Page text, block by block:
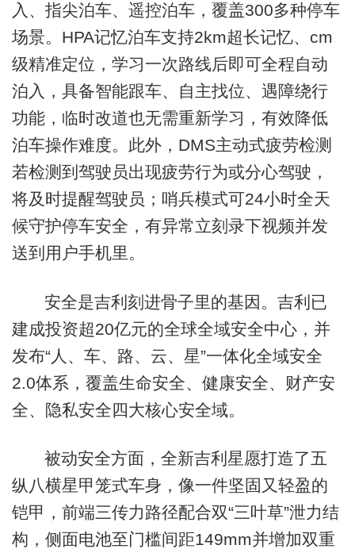
入、指尖泊车、遥控泊车，覆盖300多种停车
场景。HPA记忆泊车支持2km超长记忆、cm
级精准定位，学习一次路线后即可全程自动
泊入，具备智能跟车、自主找位、遇障绕行
功能，临时改道也无需重新学习，有效降低
泊车操作难度。此外，DMS主动式疲劳检测
若检测到驾驶员出现疲劳行为或分心驾驶，
将及时提醒驾驶员；哨兵模式可24小时全天
候守护停车安全，有异常立刻录下视频并发
送到用户手机里。
安全是吉利刻进骨子里的基因。吉利已
建成投资超20亿元的全球全域安全中心，并
发布“人、车、路、云、星”一体化全域安全
2.0体系，覆盖生命安全、健康安全、财产安
全、隐私安全四大核心安全域。
被动安全方面，全新吉利星愿打造了五
纵八横星甲笼式车身，像一件坚固又轻盈的
铠甲，前端三传力路径配合双“三叶草”泄力结
构，侧面电池至门槛间距149mm并增加双重